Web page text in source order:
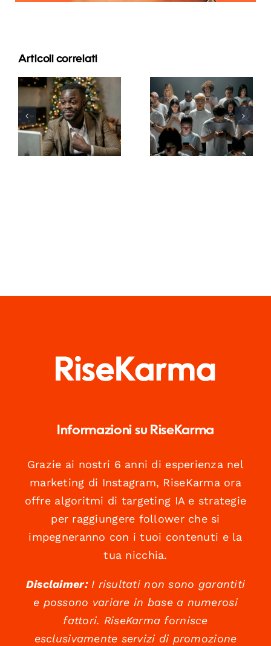
Articoli correlati
Come
nascondere i
follower su
LinkedIn per
proteggere
Consigli per
creare
annunci
Facebook
straordinari
che
Informazioni su RiseKarma
Grazie ai nostri 6 anni di esperienza nel
marketing di Instagram, RiseKarma ora
offre algoritmi di targeting IA e strategie
per raggiungere follower che si
impegneranno con i tuoi contenuti e la
tua nicchia.
Disclaimer:I risultati non sono garantiti
e possono variare in base a numerosi
fattori. RiseKarma fornisce
esclusivamente servizi di promozione